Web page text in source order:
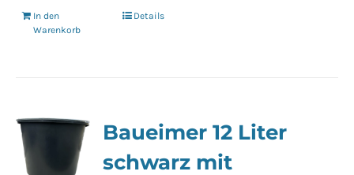
In den
Warenkorb
Details
Baueimer 12 Liter
schwarz mit